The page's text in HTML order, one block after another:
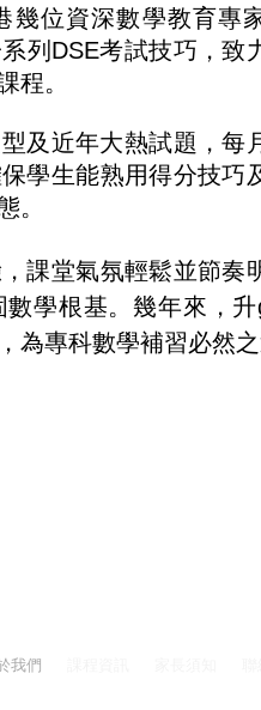
幾位資深數學教育專
列DSE考試技巧，致
程。
及近年大熱試題，每
學生能熟用得分技巧
。
課堂氣氛輕鬆並節奏
學根基。幾年來，升
為專科數學補習必然之
我們